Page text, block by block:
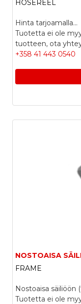
HOSEREEL
Hinta tarjoamalla...
Tuotetta ei ole
tuotteen, ota
+358 41 443 0540
NOSTOAISA
FRAME
Nostoaisa säiliöön
Tuotetta ei ole